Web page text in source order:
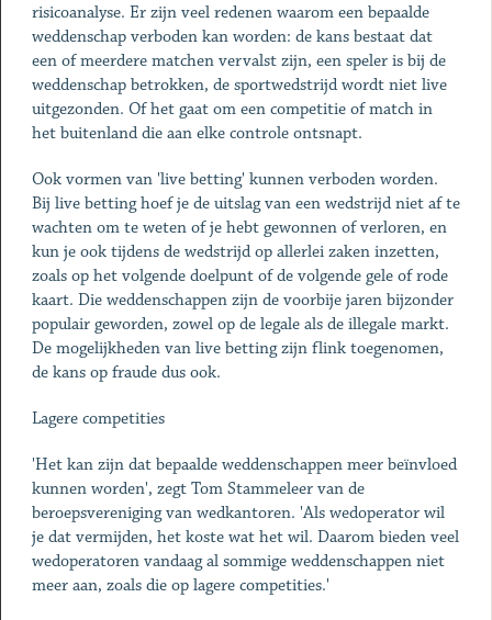
risicoanalyse. Er zijn veel redenen waarom een bepaalde
weddenschap verboden kan worden: de kans bestaat dat
een of meerdere matchen vervalst zijn, een speler is bij de
weddenschap betrokken, de sportwedstrijd wordt niet live
uitgezonden. Of het gaat om een competitie of match in
het buitenland die aan elke controle ontsnapt.
Ook vormen van 'live betting' kunnen verboden worden.
Bij live betting hoef je de uitslag van een wedstrijd niet af te
wachten om te weten of je hebt gewonnen of verloren, en
kun je ook tijdens de wedstrijd op allerlei zaken inzetten,
zoals op het volgende doelpunt of de volgende gele of rode
kaart. Die weddenschappen zijn de voorbije jaren bijzonder
populair geworden, zowel op de legale als de illegale markt.
De mogelijkheden van live betting zijn flink toegenomen,
de kans op fraude dus ook.
Lagere competities
'Het kan zijn dat bepaalde weddenschappen meer beïnvloed
kunnen worden', zegt Tom Stammeleer van de
beroepsvereniging van wedkantoren. 'Als wedoperator wil
je dat vermijden, het koste wat het wil. Daarom bieden veel
wedoperatoren vandaag al sommige weddenschappen niet
meer aan, zoals die op lagere competities.'